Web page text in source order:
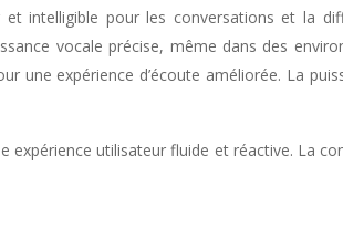
intelligible pour les conversations et la
vocale précise, même dans des
expérience d’écoute améliorée. La
utilisateur fluide et réactive. La